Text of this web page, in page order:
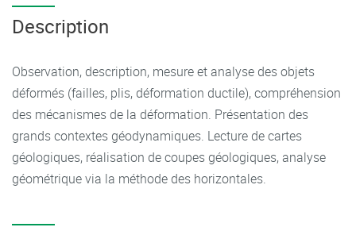
Description
Observation, description, mesure et analyse des objets
déformés (failles, plis, déformation ductile), compréhension
des mécanismes de la déformation. Présentation des
grands contextes géodynamiques. Lecture de cartes
géologiques, réalisation de coupes géologiques, analyse
géométrique via la méthode des horizontales.